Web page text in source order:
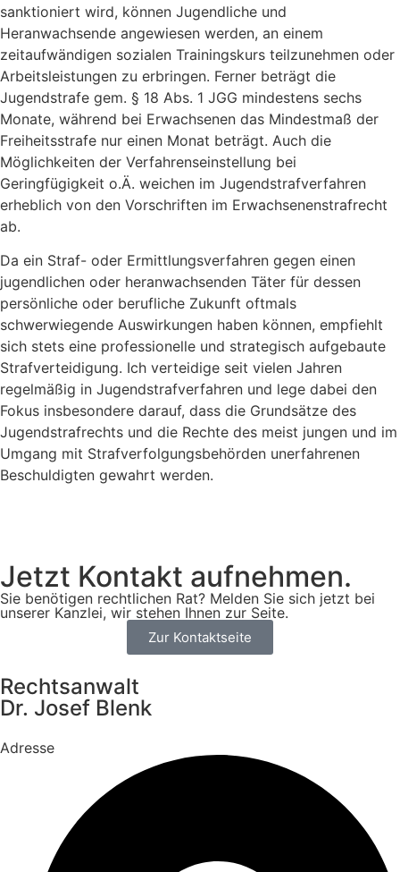
sanktioniert wird, können Jugendliche und
Heranwachsende angewiesen werden, an einem
zeitaufwändigen sozialen Trainingskurs teilzunehmen oder
Arbeitsleistungen zu erbringen. Ferner beträgt die
Jugendstrafe gem. § 18 Abs. 1 JGG mindestens sechs
Monate, während bei Erwachsenen das Mindestmaß der
Freiheitsstrafe nur einen Monat beträgt. Auch die
Möglichkeiten der Verfahrenseinstellung bei
Geringfügigkeit o.Ä. weichen im Jugendstrafverfahren
erheblich von den Vorschriften im Erwachsenenstrafrecht
ab.
Da ein Straf- oder Ermittlungsverfahren gegen einen
jugendlichen oder heranwachsenden Täter für dessen
persönliche oder berufliche Zukunft oftmals
schwerwiegende Auswirkungen haben können, empfiehlt
sich stets eine professionelle und strategisch aufgebaute
Strafverteidigung. Ich verteidige seit vielen Jahren
regelmäßig in Jugendstrafverfahren und lege dabei den
Fokus insbesondere darauf, dass die Grundsätze des
Jugendstrafrechts und die Rechte des meist jungen und im
Umgang mit Strafverfolgungsbehörden unerfahrenen
Beschuldigten gewahrt werden.
Jetzt Kontakt aufnehmen.
Sie benötigen rechtlichen Rat? Melden Sie sich jetzt bei
unserer Kanzlei, wir stehen Ihnen zur Seite.
Zur Kontaktseite
Rechtsanwalt
Dr. Josef Blenk
Adresse